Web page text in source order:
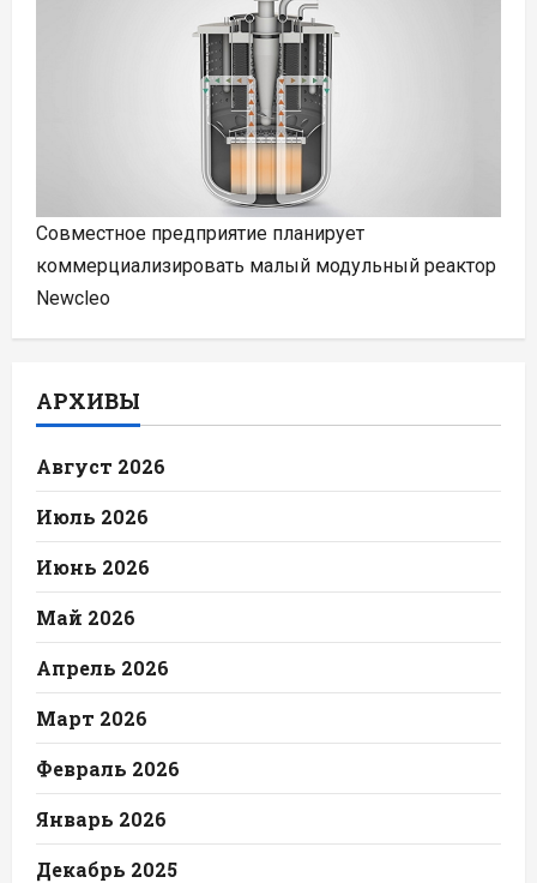
Совместное предприятие планирует
коммерциализировать малый модульный реактор
Newcleo
АРХИВЫ
Август 2026
Июль 2026
Июнь 2026
Май 2026
Апрель 2026
Март 2026
Февраль 2026
Январь 2026
Декабрь 2025